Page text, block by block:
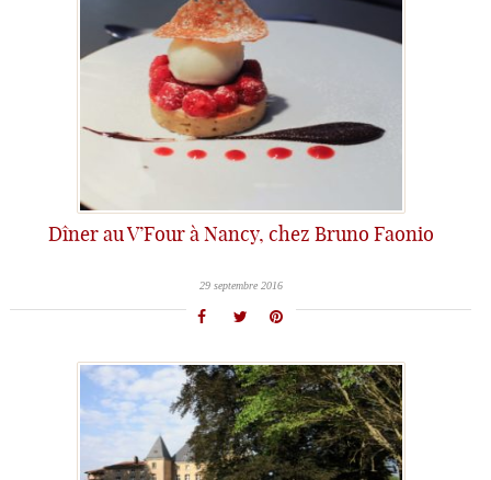
Dîner au V’Four à Nancy, chez Bruno Faonio
29 septembre 2016